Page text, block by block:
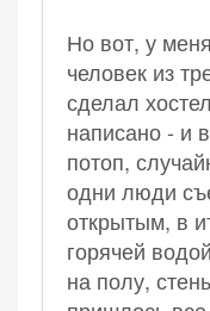
Но вот, у
человек из
сделал
написано - и
потоп,
одни люди
открытым, в
горячей
на полу,